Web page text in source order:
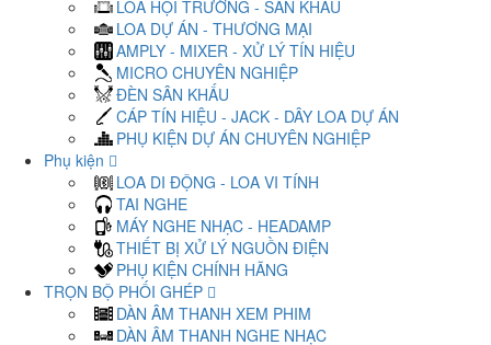
LOA HỘI TRƯỜNG - SÂN KHẤU
LOA DỰ ÁN - THƯƠNG MẠI
AMPLY - MIXER - XỬ LÝ TÍN HIỆU
MICRO CHUYÊN NGHIỆP
ĐÈN SÂN KHẤU
CÁP TÍN HIỆU - JACK - DÂY LOA DỰ ÁN
PHỤ KIỆN DỰ ÁN CHUYÊN NGHIỆP
Phụ kiện
LOA DI ĐỘNG - LOA VI TÍNH
TAI NGHE
MÁY NGHE NHẠC - HEADAMP
THIẾT BỊ XỬ LÝ NGUỒN ĐIỆN
PHỤ KIỆN CHÍNH HÃNG
TRỌN BỘ PHỐI GHÉP
DÀN ÂM THANH XEM PHIM
DÀN ÂM THANH NGHE NHẠC